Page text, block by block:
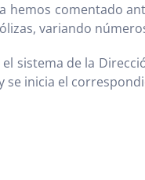
hemos comentado
variando
el sistema de la
se inicia el